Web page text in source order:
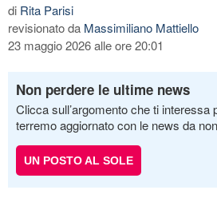
di Rita Parisi
revisionato da Massimiliano Mattiello
23 maggio 2026 alle ore 20:01
Non perdere le ultime news
Clicca sull’argomento che ti interessa
terremo aggiornato con le news da
UN POSTO AL SOLE